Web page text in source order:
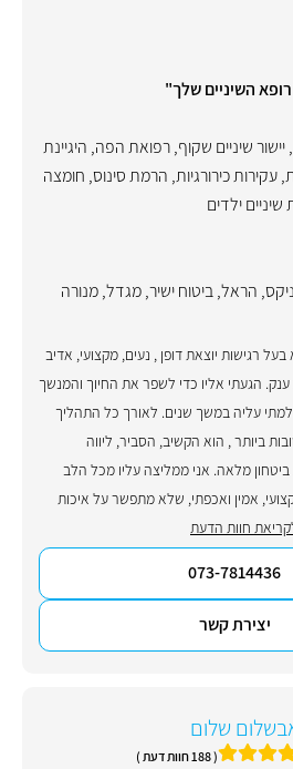
השיניים שלך"
,יישור שיניים שקוף,רפואת הפה, היגיינת
,עקירות כירורגיות, הרמת סינוס, חומצה
ילדים
, הראל,ביטוח ישיר,מגדל,מנורה
רגישות יוצאת דופן , נעים, מקצועי, אדיב
ענק. הגעתי אליו כדי לשפר את החיוך והמנשך
עליה במשך שנים. לאורך כל התהליך
ביותר , הוא הקשיב, הסביר, ליווה
מלאה. אני ממליצה עליו מכל הלב
אמין ואכפתי, שלא מתפשר על איכות
חוות הדעת
073-7814436
יצירת קשר
שלום
( 188 חוות דעת )